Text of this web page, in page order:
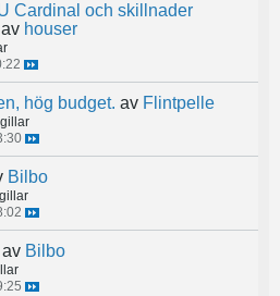
Cardinal och skillnader
av houser
hög budget. av Flintpelle
Bilbo
av Bilbo